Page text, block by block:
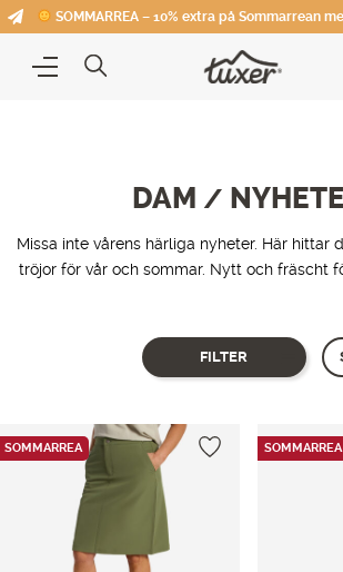
SOMMARREA – 10% extra på Sommarrean
DAM /
Missa inte vårens härliga nyheter. Här hittar
tröjor för vår och sommar. Nytt och fräscht
of 23 produkter
FILTER
SOMMARREA SOMMARREA